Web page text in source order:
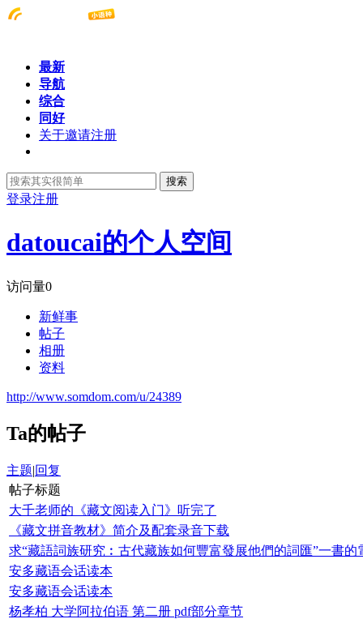
最新
导航
综合
同好
关于邀请注册
搜索
登录注册
datoucai的个人空间
访问量0
新鲜事
帖子
相册
资料
http://www.somdom.com/u/24389
Ta的帖子
主题|回复
帖子标题
大千老师的《藏文阅读入门》听完了
《藏文拼音教材》简介及配套录音下载
求“藏語詞族研究︰古代藏族如何豐富發展他們的詞匯”一書的
安多藏语会话读本
安多藏语会话读本
杨孝柏 大学阿拉伯语 第二册 pdf部分章节